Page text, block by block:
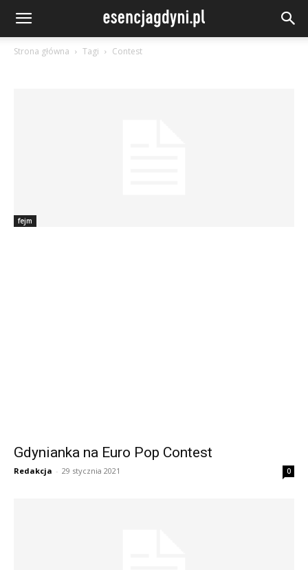
Strona główna Tagi Contest
fejm
Gdynianka na Euro Pop Contest
Redakcja - 29 stycznia 2021 0